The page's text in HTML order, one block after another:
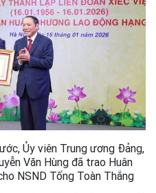
Ủy viên Trung ương Đảng,
Văn Hùng đã trao Huân
NSND Tống Toàn Thắng